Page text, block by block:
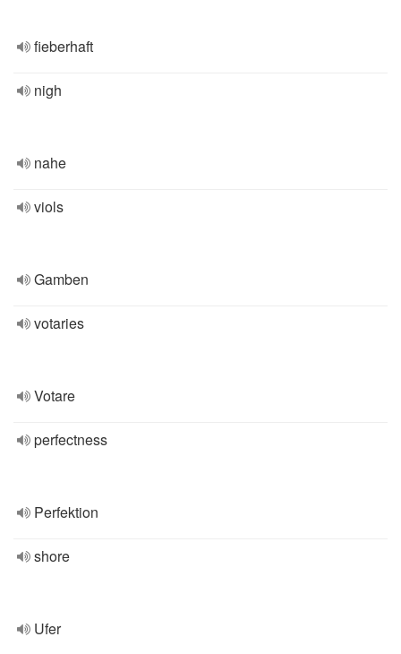
fieberhaft
nigh
nahe
viols
Gamben
votaries
Votare
perfectness
Perfektion
shore
Ufer